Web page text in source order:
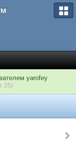
yarofey
25)